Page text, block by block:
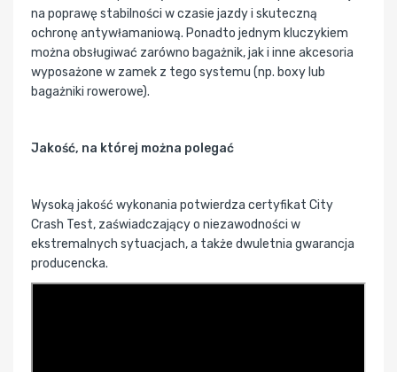
na poprawę stabilności w czasie jazdy i skuteczną
ochronę antywłamaniową. Ponadto jednym kluczykiem
można obsługiwać zarówno bagażnik, jak i inne akcesoria
wyposażone w zamek z tego systemu (np. boxy lub
bagażniki rowerowe).
Jakość, na której można polegać
Wysoką jakość wykonania potwierdza certyfikat City
Crash Test, zaświadczający o niezawodności w
ekstremalnych sytuacjach, a także dwuletnia gwarancja
producencka.